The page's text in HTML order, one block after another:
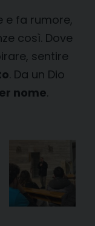
e fa rumore,
così. Dove
sentire
. Da un Dio
nome.